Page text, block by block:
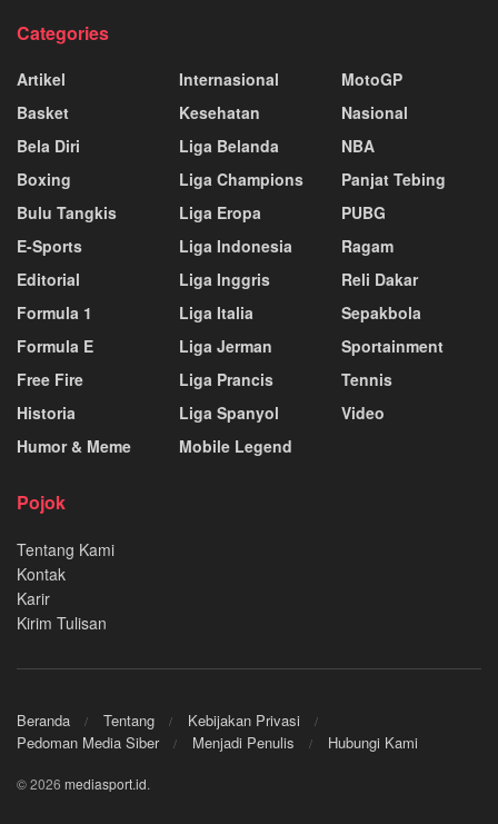
Categories
Artikel
Basket
Bela Diri
Boxing
Bulu Tangkis
E-Sports
Editorial
Formula 1
Formula E
Free Fire
Historia
Humor & Meme
Internasional
Kesehatan
Liga Belanda
Liga Champions
Liga Eropa
Liga Indonesia
Liga Inggris
Liga Italia
Liga Jerman
Liga Prancis
Liga Spanyol
Mobile Legend
MotoGP
Nasional
NBA
Panjat Tebing
PUBG
Ragam
Reli Dakar
Sepakbola
Sportainment
Tennis
Video
Pojok
Tentang Kami
Kontak
Karir
Kirim Tulisan
Beranda Tentang
Kebijakan Privasi
Pedoman Media Siber
Menjadi Penulis Hubungi Kami
© 2026 mediasport.id.